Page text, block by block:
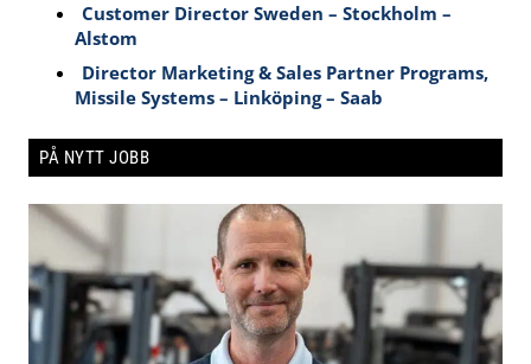
Customer Director Sweden – Stockholm –
Alstom
Director Marketing & Sales Partner Programs,
Missile Systems – Linköping – Saab
PÅ NYTT JOBB